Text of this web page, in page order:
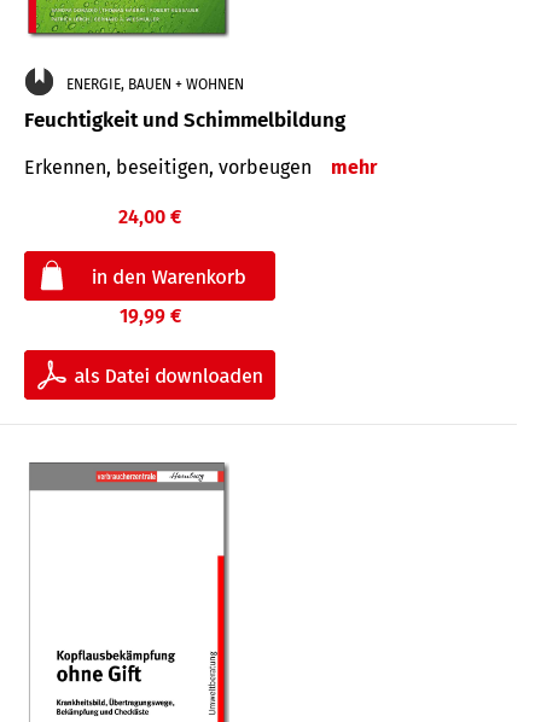
ENERGIE, BAUEN + WOHNEN
Feuchtigkeit und Schimmelbildung
Erkennen, beseitigen, vorbeugen mehr
24,00 €
19,99 €